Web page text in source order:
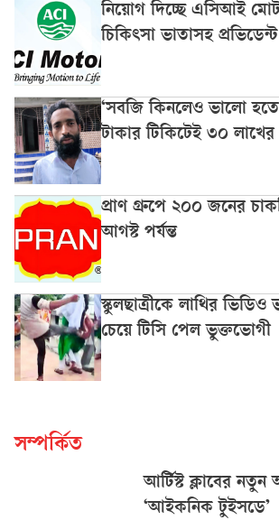
নিয়োগ দিচ্ছে এসিআই
চিকিৎসা ভাতাসহ
‘সবজি কিনলেও ভালো
টাকার টিকিটেই ৩০ লাখের
প্রাণ গ্রুপে ২০০ জনের
আগস্ট পর্যন্ত
স্কুলছাত্রীকে লাথির ভিডিও
চেয়ে টিসি পেল ভুক্তভোগী
সম্পর্কিত
আর্টিস্ট ক্লাবের
‘আইকনিক টুইসডে’